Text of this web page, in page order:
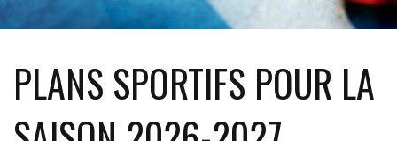
PLANS SPORTIFS POUR LA